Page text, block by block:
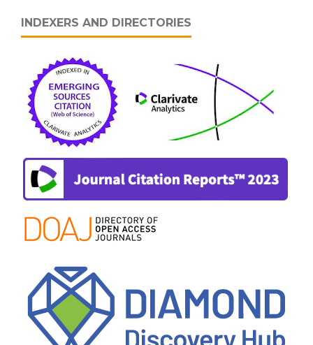
INDEXERS AND DIRECTORIES